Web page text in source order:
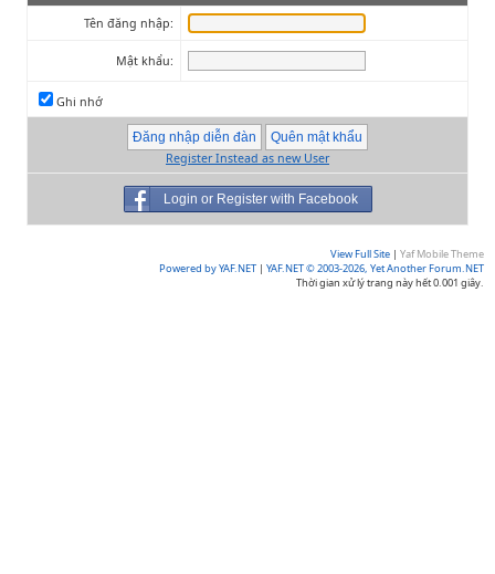
Tên đăng nhập:
Mật khẩu:
Ghi nhớ
Register Instead as new User
Login or Register with Facebook
View Full Site | Yaf Mobile Theme
Powered by YAF.NET | YAF.NET © 2003-2026, Yet Another Forum.NET
Thời gian xử lý trang này hết 0.001 giây.